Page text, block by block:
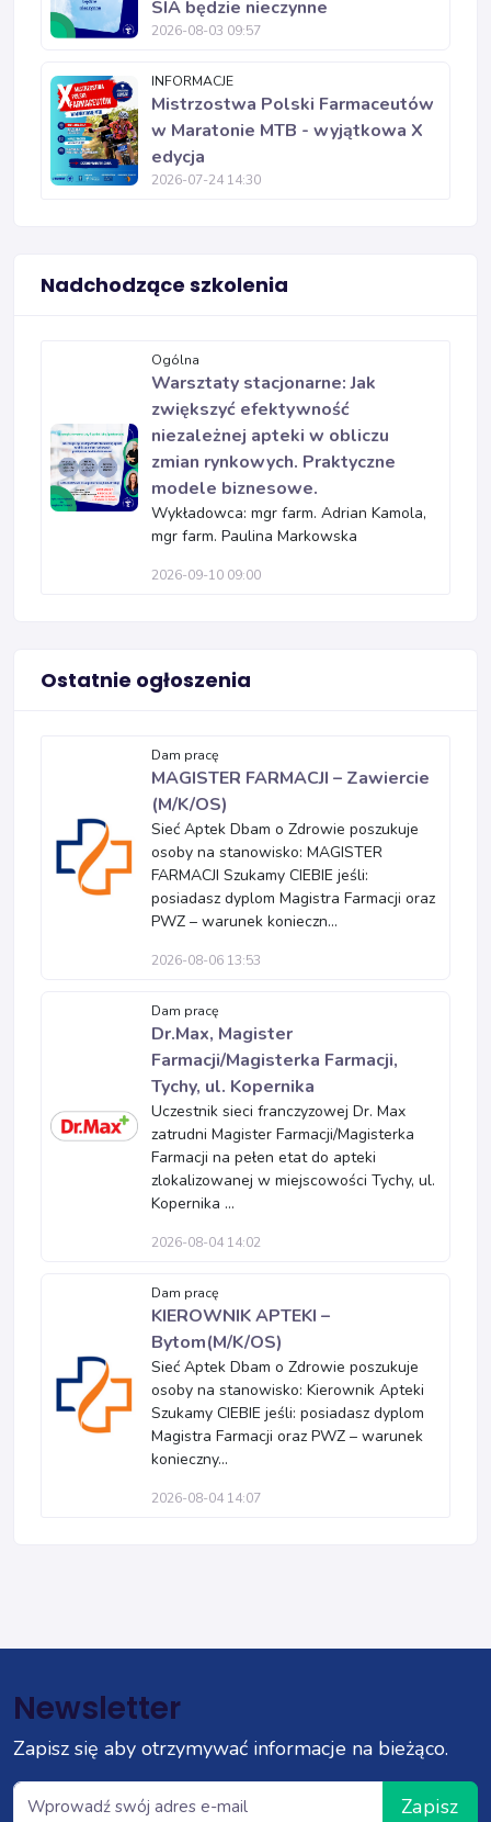
SIA będzie nieczynne
2026-08-03 09:57
INFORMACJE
Mistrzostwa Polski Farmaceutów
w Maratonie MTB - wyjątkowa X
edycja
2026-07-24 14:30
Nadchodzące szkolenia
Ogólna
Warsztaty stacjonarne: Jak
zwiększyć efektywność
niezależnej apteki w obliczu
zmian rynkowych. Praktyczne
modele biznesowe.
Wykładowca: mgr farm. Adrian Kamola,
mgr farm. Paulina Markowska
2026-09-10 09:00
Ostatnie ogłoszenia
Dam pracę
MAGISTER FARMACJI – Zawiercie
(M/K/OS)
Sieć Aptek Dbam o Zdrowie poszukuje
osoby na stanowisko: MAGISTER
FARMACJI Szukamy CIEBIE jeśli:
posiadasz dyplom Magistra Farmacji oraz
PWZ – warunek konieczn...
2026-08-06 13:53
Dam pracę
Dr.Max, Magister
Farmacji/Magisterka Farmacji,
Tychy, ul. Kopernika
Uczestnik sieci franczyzowej Dr. Max
zatrudni Magister Farmacji/Magisterka
Farmacji na pełen etat do apteki
zlokalizowanej w miejscowości Tychy, ul.
Kopernika ...
2026-08-04 14:02
Dam pracę
KIEROWNIK APTEKI –
Bytom(M/K/OS)
Sieć Aptek Dbam o Zdrowie poszukuje
osoby na stanowisko: Kierownik Apteki
Szukamy CIEBIE jeśli: posiadasz dyplom
Magistra Farmacji oraz PWZ – warunek
konieczny...
2026-08-04 14:07
Newsletter
Zapisz się aby otrzymywać informacje na bieżąco.
Zapisz